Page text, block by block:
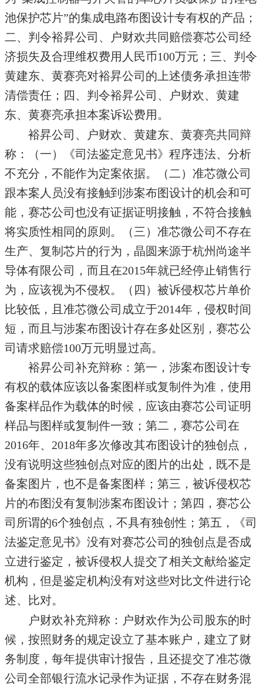
池保护芯片”的集成电路布图设计专有权的产品；
二、判令裕昇公司、户财欢共同赔偿赛芯公司经
济损失及合理维权费用人民币100万元；三、判令
黄建东、黄赛亮对裕昇公司的上述债务承担连带
清偿责任；四、判令裕昇公司、户财欢、黄建
东、黄赛亮承担本案诉讼费用。
裕昇公司、户财欢、黄建东、黄赛亮共同辩
称：（一）《司法鉴定意见书》程序违法、分析
不充分，不能作为定案依据。（二）准芯微公司
跟本案人员没有接触到涉案布图设计的机会和可
能，赛芯公司也没有证据证明接触，不符合接触
将实质性相同的原则。（三）准芯微公司不存在
生产、复制芯片的行为，晶圆来源于杭州尚途半
导体有限公司，而且在2015年就已经停止销售行
为，应该视为不侵权。（四）被诉侵权芯片单价
比较低，且准芯微公司成立于2014年，侵权时间
短，而且与涉案布图设计存在多处区别，赛芯公
司请求赔偿100万元明显过高。
裕昇公司补充辩称：第一，涉案布图设计专
有权的载体应该以备案图样或复制件为准，使用
备案样品作为载体的时候，应该由赛芯公司证明
样品与图样或复制件一致；第二，赛芯公司在
2016年、2018年多次修改其布图设计的独创点，
没有说明这些独创点对应的图片的出处，既不是
备案图片，也不是备案图样；第三，被诉侵权芯
片的布图没有复制涉案布图设计；第四，赛芯公
司所谓的6个独创点，不具有独创性；第五，《司
法鉴定意见书》没有对赛芯公司的独创点是否成
立进行鉴定，被诉侵权人提交了相关文献给鉴定
机构，但是鉴定机构没有对这些对比文件进行论
述、比对。
户财欢补充辩称：户财欢作为公司股东的时
候，按照财务的规定设立了基本账户，建立了财
务制度，每年提供审计报告，且还提交了准芯微
公司全部银行流水记录作为证据，不存在财务混